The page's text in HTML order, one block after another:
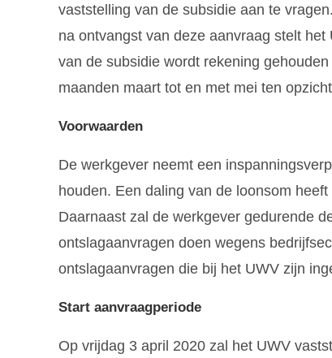
vaststelling van de subsidie aan te
na ontvangst van deze aanvraag stelt
van de subsidie wordt rekening
maanden maart tot en met mei ten
Voorwaarden
De werkgever neemt een
houden. Een daling van de loonsom
Daarnaast zal de werkgever gedurende
ontslagaanvragen doen wegens
ontslagaanvragen die bij het UWV zijn
Start aanvraagperiode
Op vrijdag 3 april 2020 zal het UWV